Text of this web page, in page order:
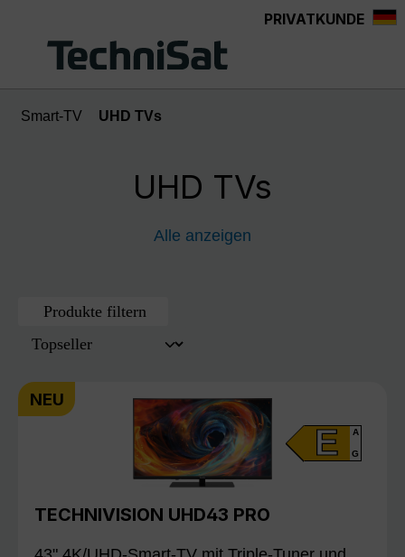
PRIVATKUNDE
Smart-TV UHD TVs
UHD TVs
Alle anzeigen
Produkte filtern
NEU
E A
G
TECHNIVISION UHD43 PRO